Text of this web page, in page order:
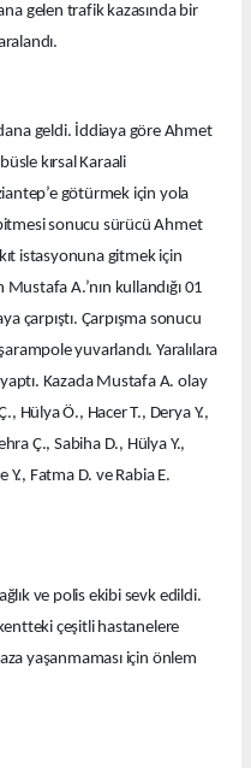
gelen trafik kazasında bir
geldi. İddiaya göre Ahmet
kırsal Karaali
götürmek için yola
sonucu sürücü Ahmet
istasyonuna gitmek için
A.’nın kullandığı 01
çarpıştı. Çarpışma sonucu
yuvarlandı. Yaralılara
Kazada Mustafa A. olay
Hülya Ö., Hacer T., Derya Y.,
Ç., Sabiha D., Hülya Y.,
Fatma D. ve Rabia E.
ve polis ekibi sevk edildi.
çeşitli hastanelere
yaşanmaması için önlem